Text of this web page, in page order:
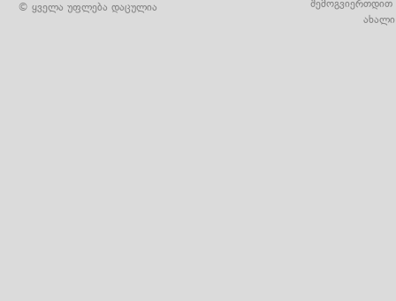
© ყველა უფლება დაცულია
შემოგვიერთდით
ახალი